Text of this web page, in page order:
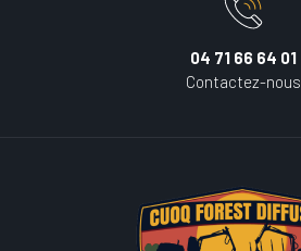
04 71 66 64 01
Contactez-nous